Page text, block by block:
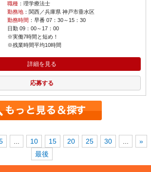
職種：理学療法士
勤務地：関西／兵庫県 神戸市垂水区
勤務時間 ：早番 07：30～15：30
日勤 09：00～17：00
※実働7時間と短め！
※残業時間平均10時間
詳細を見る
応募する
... 10 15 20 25 30 ...
»
最後